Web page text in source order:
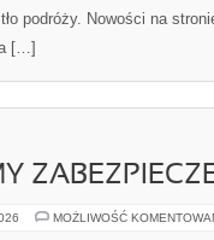
podróży. Nowości na
[…]
MOŻLIWOŚĆ